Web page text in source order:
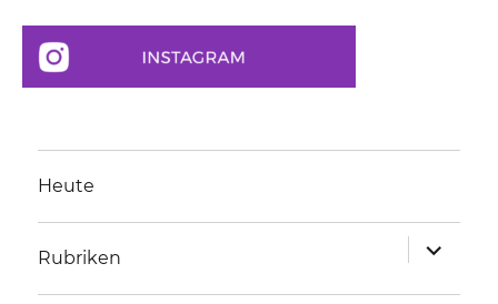
Heute
Rubriken
anzeigen